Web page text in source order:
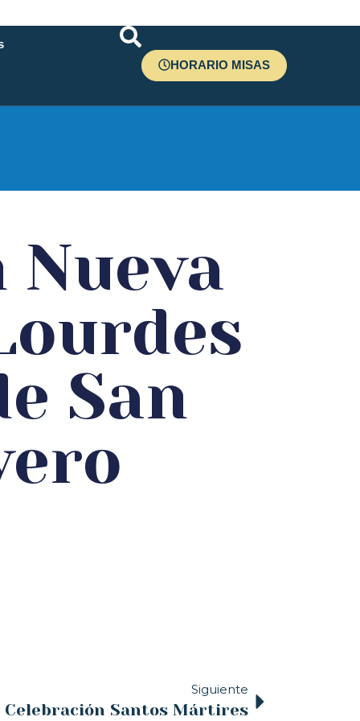
HORARIO MISAS
San
Siguiente
Celebración Santos Mártires